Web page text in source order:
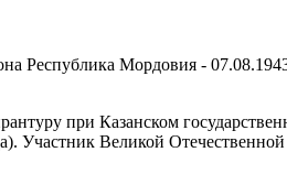
Республика Мордовия -
при Казанском
Участник Великой